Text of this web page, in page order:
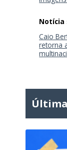
Caio
retorna